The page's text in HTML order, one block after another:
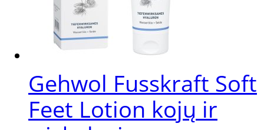
options
may
chosen
on
Gehwol Fusskraft Soft
Feet Lotion kojų ir